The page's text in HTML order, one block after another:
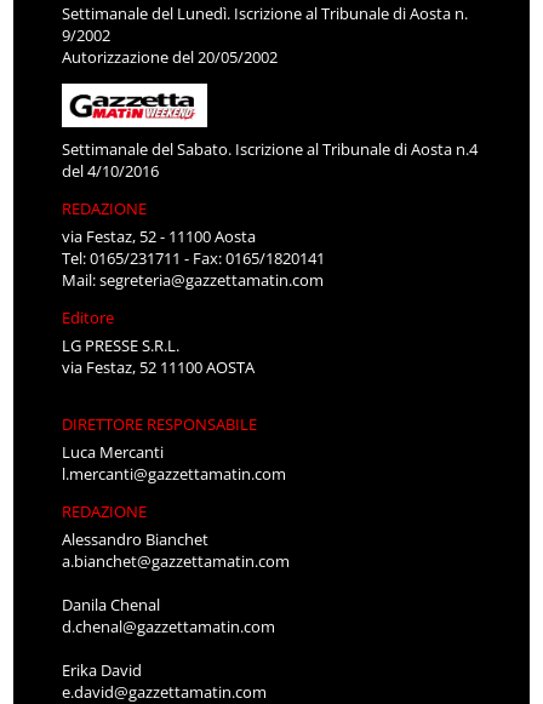
Settimanale del Lunedì. Iscrizione al Tribunale di Aosta n.
9/2002
Autorizzazione del 20/05/2002
Settimanale del Sabato. Iscrizione al Tribunale di Aosta n.4
del 4/10/2016
REDAZIONE
via Festaz, 52 - 11100 Aosta
Tel: 0165/231711 - Fax: 0165/1820141
Mail:segreteria@gazzettamatin.com
Editore
LG PRESSE S.R.L.
via Festaz, 52 11100 AOSTA
DIRETTORE RESPONSABILE
Luca Mercanti
l.mercanti@gazzettamatin.com
REDAZIONE
Alessandro Bianchet
a.bianchet@gazzettamatin.com
Danila Chenal
d.chenal@gazzettamatin.com
Erika David
e.david@gazzettamatin.com